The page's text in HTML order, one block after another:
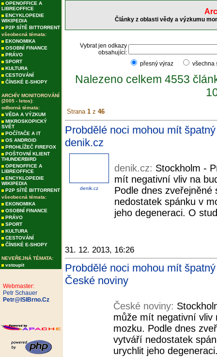
OPENOFFICE A
LIBREOFFICE
ENCYKLOPEDIE
WIKIPEDIA
P2P SÍTĚ BITTORRENT
všeobecná témata:
EKONOMIKA
OSOBNÍ FINANCE
PRÁVO
SPORT
KULTURA
CESTOVÁNÍ
ČÍNSKÉ E-SHOPY
ARCHÍV MONITOROVÁNÍ
(2005 - letos):
odborná témata:
VĚDA A VÝZKUM
MIKROSKOPICKÝ
SVĚT
POČÍTAČE A IT
OS ANDROID
PROHLÍŽEČ FIREFOX
POŠTOVNÍ KLIENT
THUNDERBIRD
OPENOFFICE A
LIBREOFFICE
ENCYKLOPEDIE
WIKIPEDIA
P2P SÍTĚ BITTORRENT
všeobecná témata:
EKONOMIKA
OSOBNÍ FINANCE
PRÁVO
SPORT
KULTURA
CESTOVÁNÍ
ČÍNSKÉ E-SHOPY
NEVEŘEJNÁ TÉMATA:
vstoupit
Webmaster:
Petr Schauer
Petr@ISIBrno.Cz
Články z oblasti vědy a výzkumu
Vybrat jen odkazy
obsahující:
přesný výraz
Nalezeno celkem 4553
Strana 1 z 46
Probdělé noci mohou mít
denik.cz
denik.cz
denik.cz: Stockholm -
mít negativní vliv na
Podle dnes
nedostatek spánku v
jeho degeneraci. O
31. 12. 2013, 16:26
Probdělé noci mohou mít
České noviny
České noviny:
může mít negativní vliv
mozku. Podle dnes
vytváří nedostatek
urychlit jeho